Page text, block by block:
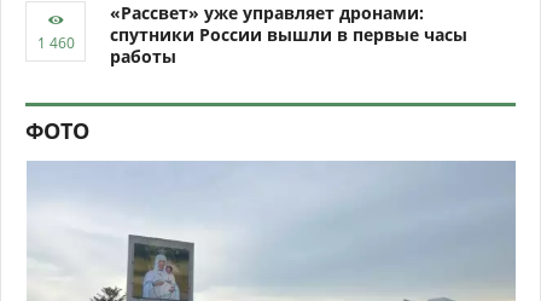
«Рассвет» уже управляет дронами:
спутники России вышли в первые часы
работы
ФОТО